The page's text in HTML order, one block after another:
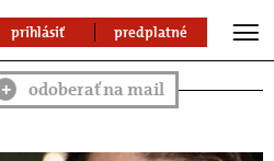
prihlásiť predplatné
+ odoberať na mail